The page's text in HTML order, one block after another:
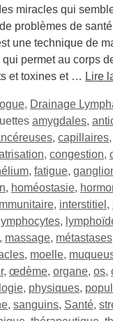
miracles qui
problèmes de
une technique de
permet au corps
et toxines et … Lire
, Drainage
amygdales,
, capillaires,
, congestion,
, fatigue,
, homéostasie,
, interstitiel ,
lymphocytes,
, massage, métastases
, moelle,
, œdème, organe, os,
, physiques,
, sanguins, Santé,